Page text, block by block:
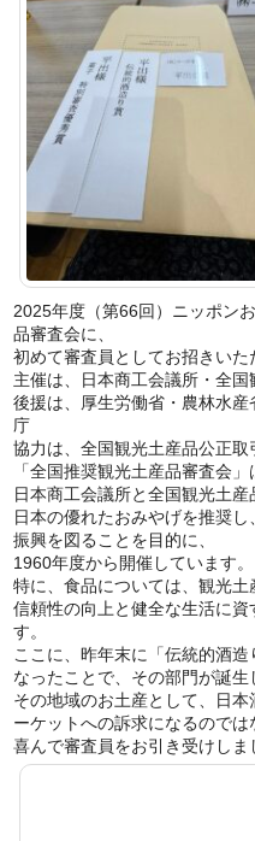
2025年度（第66回）ニッポン
品審査会に、
初めて審査員としてお招きいた
主催は、日本商工会議所・全国
後援は、厚生労働省・農林水
庁
協力は、全国観光土産品公正取
「全国推奨観光土産品審査会
日本商工会議所と全国観光土産
日本の優れたおみやげを推奨
振興を図ることを目的に、
1960年度から開催しています。
特に、食品については、観光土
信頼性の向上と健全な生活に
す。
ここに、昨年末に「伝統的酒
なったことで、その部門が誕生
その地域のお土産として、日
ーケットへの訴求になるのでは
喜んで審査員をお引き受けしま